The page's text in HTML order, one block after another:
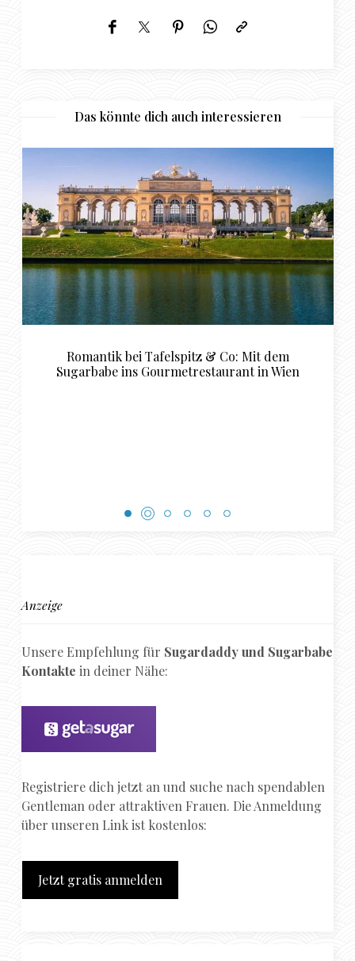
Das könnte dich auch interessieren
Luxuriöse Restaurant Empfehlungen
perfekte Sugardaddy und
Anzeige
Unsere Empfehlung für Sugardaddy und Sugarbabe
Kontakte in deiner Nähe:
Registriere dich jetzt an und suche nach spendablen
Gentleman oder attraktiven Frauen. Die Anmeldung
über unseren Link ist kostenlos:
Jetzt gratis anmelden